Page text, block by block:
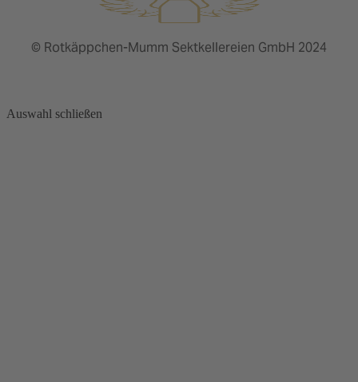
© Rotkäppchen-Mumm Sektkellereien GmbH 2024
Auswahl schließen